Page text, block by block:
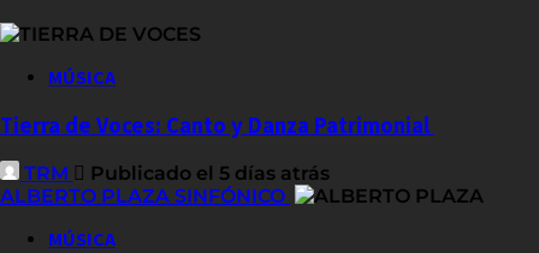
MÚSICA
Tierra de Voces: Canto y Danza Patrimonial
TRM
Publicado el 5 días atrás
ALBERTO PLAZA SINFÓNICO
MÚSICA